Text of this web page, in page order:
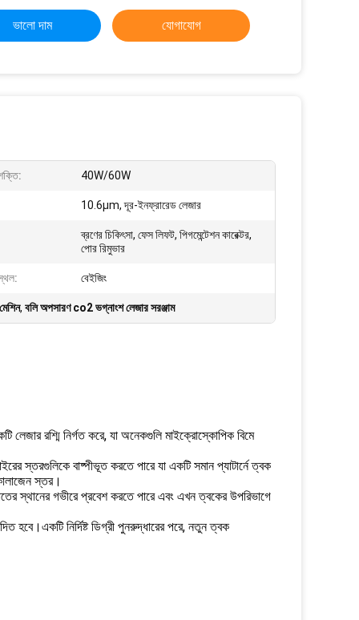
ভালো দাম যোগাযোগ
40W/60W
10.6μm, দূর-ইনফ্রারেড লেজার
ব্রণের চিকিৎসা, ফেস লিফট, পিগমেন্টেশন কারেক্টর,
পোর রিমুভার
বেইজিং
, বলি অপসারণ co2 ভগ্নাংশ লেজার সরঞ্জাম
রশ্মি নির্গত করে, যা অনেকগুলি মাইক্রোস্কোপিক বিমে
স্তরগুলিকে বাষ্পীভূত করতে পারে যা একটি সমান প্যাটার্নে ত্বক
স্তর।
স্থানের গভীরে প্রবেশ করতে পারে এবং এখন ত্বকের উপরিভাগে
হবে।একটি নির্দিষ্ট ডিগ্রী পুনরুদ্ধারের পরে, নতুন ত্বক